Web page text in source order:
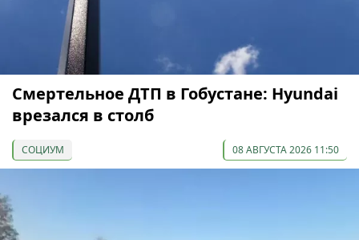
Смертельное ДТП в Гобустане: Hyundai
врезался в столб
СОЦИУМ 08 АВГУСТА 2026 11:50